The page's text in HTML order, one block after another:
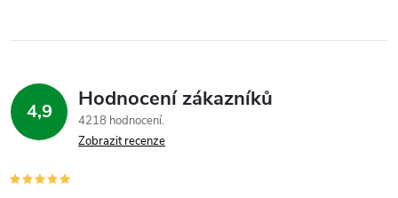
4,9 Hodnocení zákazníků
4218 hodnocení
Zobrazit recenze